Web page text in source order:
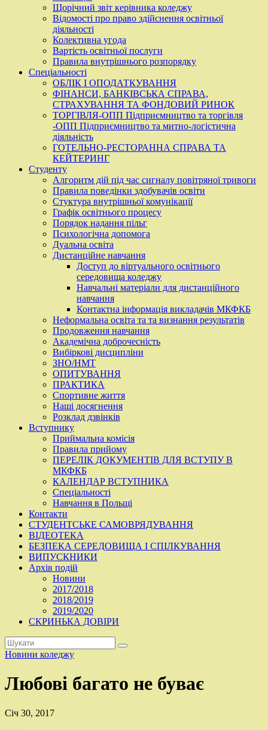
Щорічний звіт керівника коледжу
Відомості про право здійснення освітньої
діяльності
Колективна угода
Вартість освітньої послуги
Правила внутрішнього розпорядку
Спеціальності
ОБЛІК І ОПОДАТКУВАННЯ
ФІНАНСИ, БАНКІВСЬКА СПРАВА,
СТРАХУВАННЯ ТА ФОНДОВИЙ РИНОК
ТОРГІВЛЯ-ОПП Підприємництво та торгівля
-ОПП Підприємництво та митно-логістична
діяльність
ГОТЕЛЬНО-РЕСТОРАННА СПРАВА ТА
КЕЙТЕРИНГ
Студенту
Алгоритм дій під час сигналу повітряної тривоги
Правила поведінки здобувачів освіти
Стуктура внутрішньої комунікації
Графік освітнього процесу
Порядок надання пільг
Психологічна допомога
Дуальна освіта
Дистанційне навчання
Доступ до віртуального освітнього
середовища коледжу
Навчальні матеріали для дистанційного
навчання
Контактна інформація викладачів МКФКБ
Неформальна освіта та та визнання результатів
Продовження навчання
Академічна доброчесність
Вибіркові дисципліни
ЗНО/НМТ
ОПИТУВАННЯ
ПРАКТИКА
Спортивне життя
Наші досягнення
Розклад дзвінків
Вступнику
Приймальна комісія
Правила прийому
ПЕРЕЛІК ДОКУМЕНТІВ ДЛЯ ВСТУПУ В
МКФКБ
КАЛЕНДАР ВСТУПНИКА
Спеціальності
Навчання в Польщі
Контакти
СТУДЕНТСЬКЕ САМОВРЯДУВАННЯ
ВІДЕОТЕКА
БЕЗПЕКА СЕРЕДОВИЩА І СПІЛКУВАННЯ
ВИПУСКНИКИ
Архів подій
Новини
2017/2018
2018/2019
2019/2020
СКРИНЬКА ДОВІРИ
Новини коледжу
Любові багато не буває
Січ 30, 2017